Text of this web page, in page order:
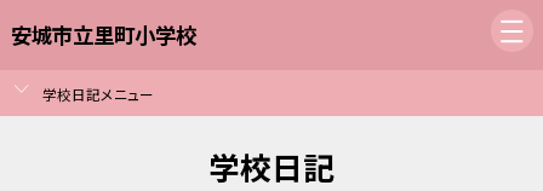
安城市立里町小学校
学校日記メニュー
学校日記